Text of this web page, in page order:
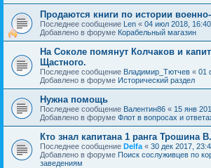
Продаются книги по истории
Последнее сообщение Len « 04 июл 2018, 16:40
Добавлено в форуме Корабельный магазин
На Соколе помянут Колчаков и
Щастного.
Последнее сообщение Владимир_Тютчев « 01
Добавлено в форуме Исторический раздел
Нужна помощь
Последнее сообщение Валентин86 « 15 янв
Добавлено в форуме Флот в вопросах и
Кто знал капитана 1 ранга Трошина
Последнее сообщение Delfa « 30 дек 2017,
Добавлено в форуме Поиск сослуживцев по
заведениям